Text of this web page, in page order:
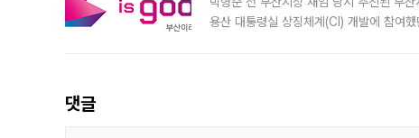
용산 대통령실 상징체계(CI) 개발에 참여
댓글